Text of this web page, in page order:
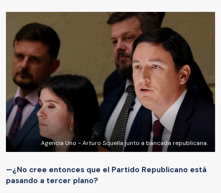
Agencia Uno - Arturo Squella junto a bancada republicana.
—¿No cree entonces que el Partido Republicano está
pasando a tercer plano?